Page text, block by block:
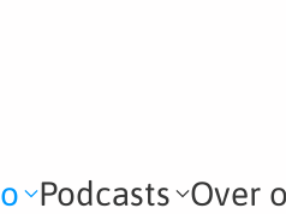
Podcasts Over